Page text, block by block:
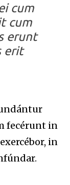
cum
cum
erunt
erit
fecérunt in
in